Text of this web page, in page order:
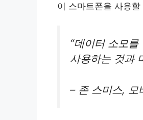
이 스마트폰을 사용
“데이터 소모
사용하는 것과
– 존 스미스, 모